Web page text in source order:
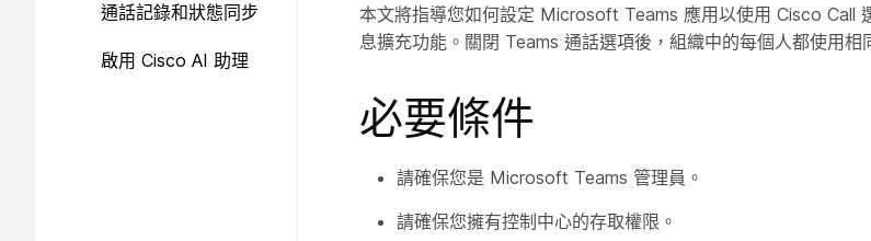
通話記錄和狀態同步
啟用 Cisco AI 助理
本文將指導您如何設定 Microsoft Teams 應用以使用 Cisco Call
息擴充功能。關閉 Teams 通話選項後，組織中的每個人都使用相
必要條件
請確保您是 Microsoft Teams 管理員。
請確保您擁有控制中心的存取權限。